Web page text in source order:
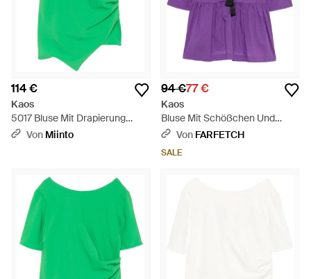
114 €
Kaos
5017 Bluse Mit Drapierung
Links - Grün
Von Miinto
94 €77 €
Kaos
Bluse Mit Schößchen Und
Quaste - Lila
Von FARFETCH
SALE